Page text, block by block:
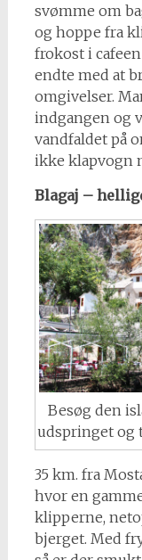
svømme om
og hoppe fra
frokost i
endte med at
omgivelser.
indgangen og
vandfaldet på
ikke klapvogn
Blagaj –
Besøg den
udspringet og
35 km. fra
hvor en
klipperne,
bjerget. Med